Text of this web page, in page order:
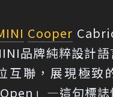
Cooper
品牌純粹設計
互聯，展現極致
Open」—這句標